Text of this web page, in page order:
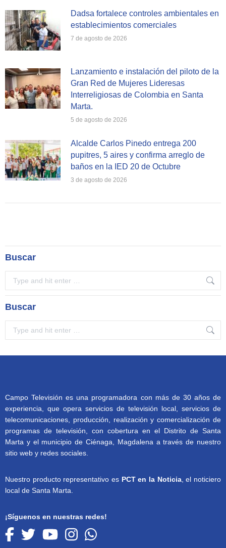
Dadsa fortalece controles ambientales en
establecimientos comerciales
7 de agosto de 2026
Lanzamiento e instalación del piloto de la
Gran Red de Mujeres Lideresas
Interreligiosas de Colombia en Santa
Marta.
5 de agosto de 2026
Alcalde Carlos Pinedo entrega 200
pupitres, 5 aires y confirma arreglo de
baños en la IED 20 de Octubre
3 de agosto de 2026
Buscar
Buscar
Campo Televisión es una programadora con más de 30 años de
experiencia, que opera servicios de televisión local, servicios de
telecomunicaciones, producción, realización y comercialización de
programas de televisión, con cobertura en el Distrito de Santa
Marta y el municipio de Ciénaga, Magdalena a través de nuestro
sitio web y redes sociales.
Nuestro producto representativo es PCT en la Noticia, el noticiero
local de Santa Marta.
¡Síguenos en nuestras redes!